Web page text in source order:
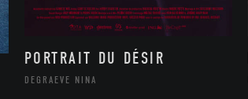
PORTRAIT DU DÉSIR
DEGRAEVE NINA